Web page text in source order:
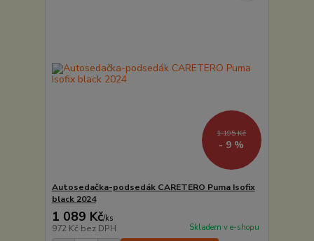
1 195 Kč
- 9 %
Autosedačka-podsedák CARETERO Puma Isofix
black 2024
1 089 Kč/ks
972 Kč bez DPH Skladem v e-shopu